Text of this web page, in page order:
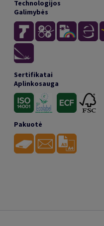
Technologijos
Galimybės
Sertifikatai
Aplinkosauga
Pakuotė